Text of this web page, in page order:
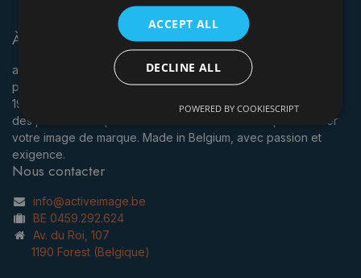
À propos
act
mage est une entreprise belge spécialisée dans la
personnalisation de textiles et d’objets publicitaires depuis
1996. Broderie, impression, cadeaux d’affaires… Nous offrons
des produits de qualité et un service sur mesure pour activer
votre image de marque. Made in Belgium, avec passion et
exigence.
Nous contacter
info@activeimage.be
BE 0459.292.624
Av. du Roi, 107
1190 Forest (Belgique)
ACCEPT ALL
DECLINE ALL
POWERED BY COOKIESCRIPT